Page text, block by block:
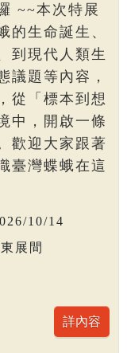
~~本次特展
的生命誕生、
到現代人類生
議題等內容，
從「標本到想
中，開啟一條
歡迎大家跟著
臺灣蝶蛾在這
10/14
展間